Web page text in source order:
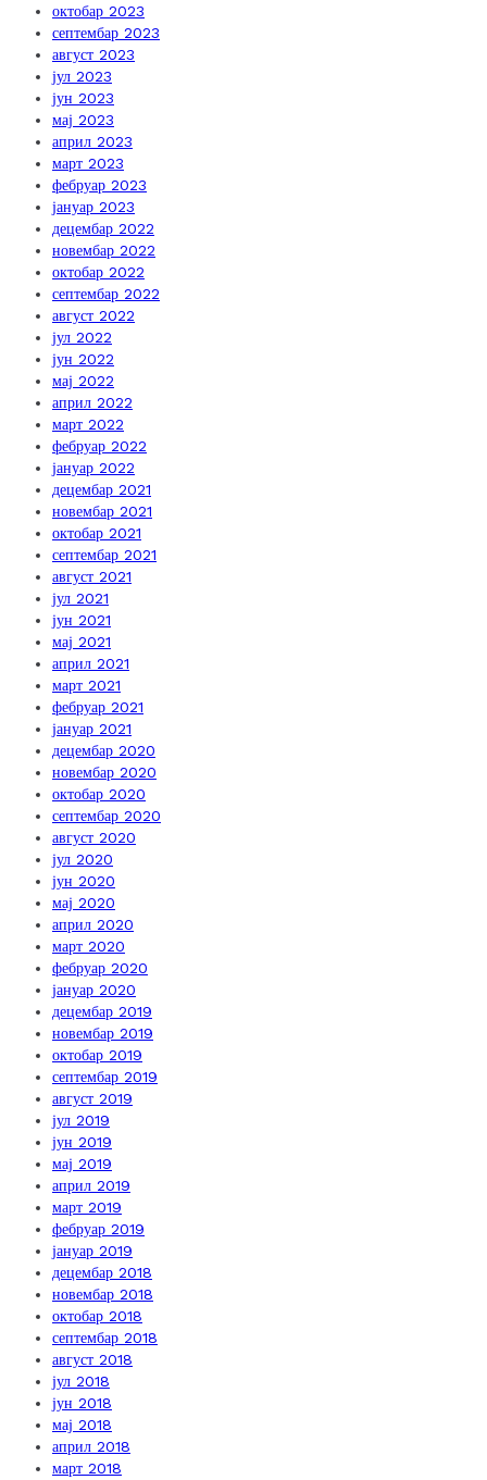
октобар 2023
септембар 2023
август 2023
јул 2023
јун 2023
мај 2023
април 2023
март 2023
фебруар 2023
јануар 2023
децембар 2022
новембар 2022
октобар 2022
септембар 2022
август 2022
јул 2022
јун 2022
мај 2022
април 2022
март 2022
фебруар 2022
јануар 2022
децембар 2021
новембар 2021
октобар 2021
септембар 2021
август 2021
јул 2021
јун 2021
мај 2021
април 2021
март 2021
фебруар 2021
јануар 2021
децембар 2020
новембар 2020
октобар 2020
септембар 2020
август 2020
јул 2020
јун 2020
мај 2020
април 2020
март 2020
фебруар 2020
јануар 2020
децембар 2019
новембар 2019
октобар 2019
септембар 2019
август 2019
јул 2019
јун 2019
мај 2019
април 2019
март 2019
фебруар 2019
јануар 2019
децембар 2018
новембар 2018
октобар 2018
септембар 2018
август 2018
јул 2018
јун 2018
мај 2018
април 2018
март 2018